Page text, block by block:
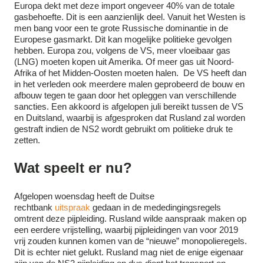
Europa dekt met deze import ongeveer 40% van de totale
gasbehoefte. Dit is een aanzienlijk deel. Vanuit het Westen is
men bang voor een te grote Russische dominantie in de
Europese gasmarkt. Dit kan mogelijke politieke gevolgen
hebben. Europa zou, volgens de VS, meer vloeibaar gas
(LNG) moeten kopen uit Amerika. Of meer gas uit Noord-
Afrika of het Midden-Oosten moeten halen. De VS heeft dan
in het verleden ook meerdere malen geprobeerd de bouw en
afbouw tegen te gaan door het opleggen van verschillende
sancties. Een akkoord is afgelopen juli bereikt tussen de VS
en Duitsland, waarbij is afgesproken dat Rusland zal worden
gestraft indien de NS2 wordt gebruikt om politieke druk te
zetten.
Wat speelt er nu?
Afgelopen woensdag heeft de Duitse
rechtbank uitspraak gedaan in de mededingingsregels
omtrent deze pijpleiding. Rusland wilde aanspraak maken op
een eerdere vrijstelling, waarbij pijpleidingen van voor 2019
vrij zouden kunnen komen van de “nieuwe” monopolieregels.
Dit is echter niet gelukt. Rusland mag niet de enige eigenaar